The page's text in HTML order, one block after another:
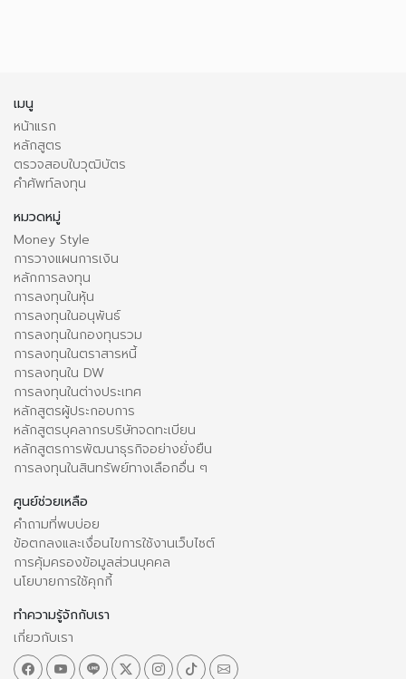
เมนู
หน้าแรก
หลักสูตร
ตรวจสอบใบวุฒิบัตร
คำศัพท์ลงทุน
หมวดหมู่
Money Style
การวางแผนการเงิน
หลักการลงทุน
การลงทุนในหุ้น
การลงทุนในอนุพันธ์
การลงทุนในกองทุนรวม
การลงทุนในตราสารหนี้
การลงทุนใน DW
การลงทุนในต่างประเทศ
หลักสูตรผู้ประกอบการ
หลักสูตรบุคลากรบริษัทจดทะเบียน
หลักสูตรการพัฒนาธุรกิจอย่างยั่งยืน
การลงทุนในสินทรัพย์ทางเลือกอื่น ๆ
ศูนย์ช่วยเหลือ
คำถามที่พบบ่อย
ข้อตกลงและเงื่อนไขการใช้งานเว็บไซต์
การคุ้มครองข้อมูลส่วนบุคคล
นโยบายการใช้คุกกี้
ทำความรู้จักกับเรา
เกี่ยวกับเรา